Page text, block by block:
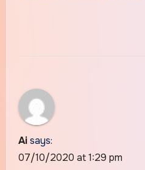
Ai says:
07/10/2020 at 1:29 pm